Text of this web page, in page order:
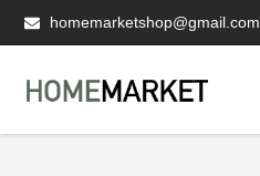
homemarketshop@gmail.com